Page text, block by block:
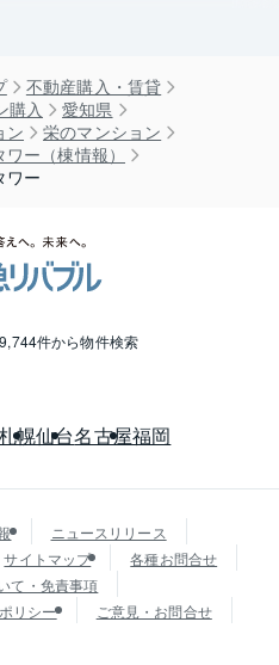
不動産購入・賃貸
購入
愛知県
ン
栄のマンション
ー（棟情報）
ワー
件から物件検索
幌仙台名古屋福岡
ニュースリリース
サイトマップ
各種お問合せ
て・免責事項
リシー
ご意見・お問合せ